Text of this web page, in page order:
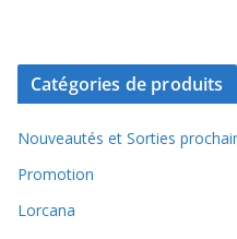
Catégories de produits
Nouveautés et Sorties
Promotion
Lorcana